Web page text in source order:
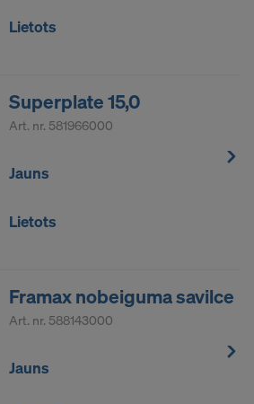
Lietots
Superplate 15,0
Art. nr. 581966000
Jauns
Lietots
Framax nobeiguma savilce
Art. nr. 588143000
Jauns